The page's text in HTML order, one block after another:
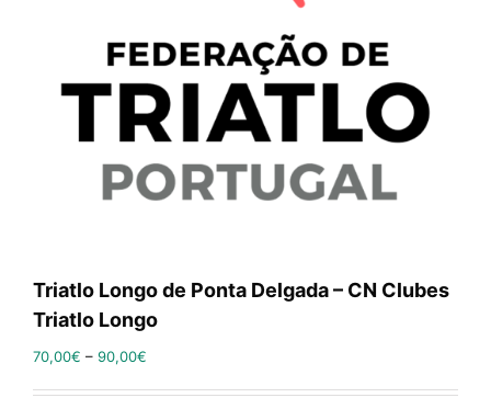
Triatlo Longo de Ponta Delgada – CN Clubes
Triatlo Longo
70,00€ – 90,00€